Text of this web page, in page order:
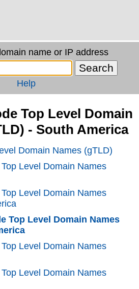
name or IP address
Help
Top Level Domain
- South America
Domain Names (gTLD)
Level Domain Names
Level Domain Names
Top Level Domain Names
Level Domain Names
Level Domain Names